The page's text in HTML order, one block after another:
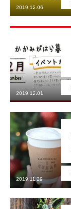
2019.12.06
2019.12.01
2019.11.29